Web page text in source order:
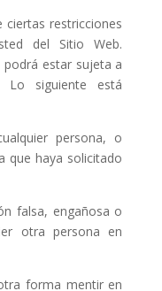
ciertas restricciones
del Sitio Web.
podrá estar sujeta a
Lo siguiente está
persona, o
que haya solicitado
falsa, engañosa o
otra persona en
forma mentir en